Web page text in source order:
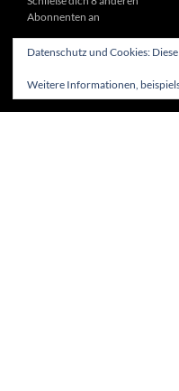
Abonnenten an
Datenschutz und Cookies:
Weitere Informationen,